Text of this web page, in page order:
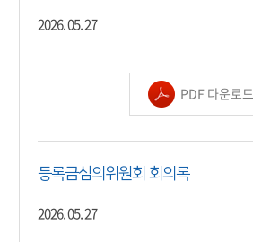
2026. 05. 27
PDF 다운로드
등록금심의위원회 회의록
2026. 05. 27